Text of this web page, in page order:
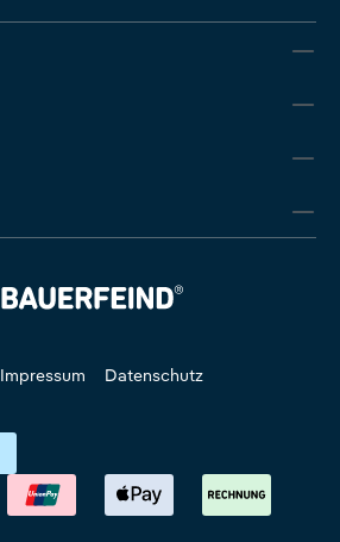
Impressum Datenschutz